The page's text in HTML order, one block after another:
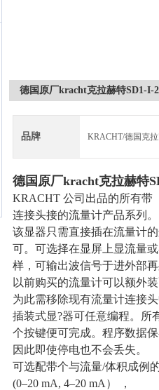
德国原厂kracht克拉赫特SD1-I-
品牌 KRACHT/德国克
德国原厂kracht克拉赫特
KRACHT 公司出品的所有带
连接头接的流量计产品系列。
该显器只需直接插在流量计
可。可选择在显屏上显流量
样，可输出波信号于进外部再
以前购买的流量计可以额外
为此需移除现有流量计连接头
插装式显?器可任意编程。所
个按键便可完成。程序数据保
因此即使停电也不会丢失。
可选配带个与流量/体积成例
(0–20 mA, 4–20 mA） ，